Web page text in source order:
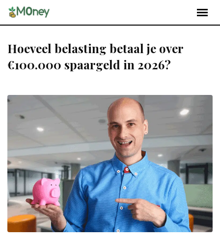
Hoeveel belasting betaal je over
€100.000 spaargeld in 2026?